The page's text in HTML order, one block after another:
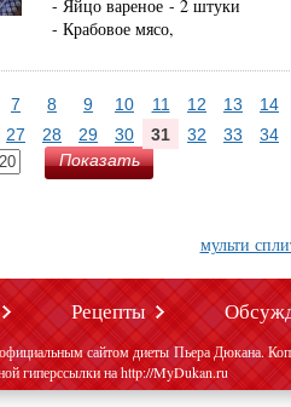
- Яйцо вареное - 2 штуки
- Крабовое мясо,
7 8 9 10 11 12 13
14
27 28 29 30 31 32 33 34
Показать
мульти
Рецепты
сайтом диеты Пьера Дюкана.
гиперссылки на http://MyDukan.ru